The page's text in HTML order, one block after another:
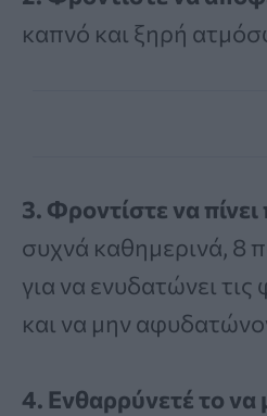
καπνό και ξηρή
3. Φροντίστε να
συχνά καθημερινά, 8
για να ενυδατώνει
και να μην
4. Ενθαρρύνετέ το να